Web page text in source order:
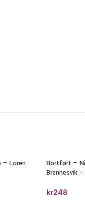
– Loren
Bortført –
Brennesvik
kr248